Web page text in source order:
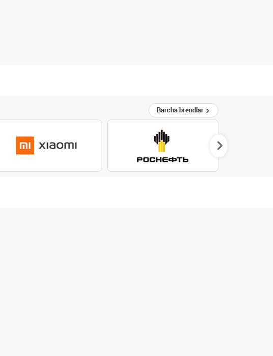
Barcha brendlar